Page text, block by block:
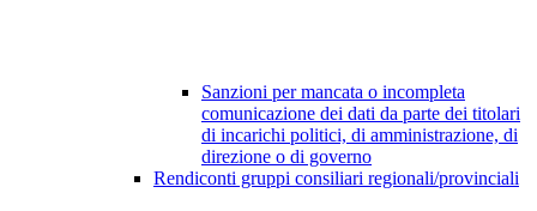
Sanzioni per mancata o incompleta
comunicazione dei dati da parte dei titolari
di incarichi politici, di amministrazione, di
direzione o di governo
Rendiconti gruppi consiliari regionali/provinciali